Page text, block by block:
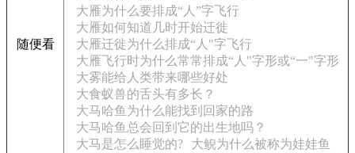
随便看
大雁为什么要排成“人”字飞行
大雁如何知道几时开始迁徙
大雁迁徙为什么排成“人"字飞行
大雁飞行时为什么常常排成“人"字形或“一"字形
大雾能给人类带来哪些好处
大食蚁兽的舌头有多长？
大马哈鱼为什么能找到回家的路
大马哈鱼总会回到它的出生地吗？
大马是怎么睡觉的?
大鲵为什么被称为娃娃鱼